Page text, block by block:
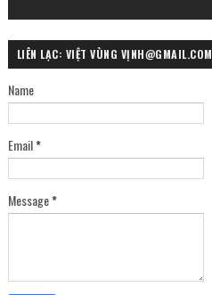
LIÊN LẠC: VIỆT VÙNG VỊNH@GMAIL.COM
Name
Email*
Message*